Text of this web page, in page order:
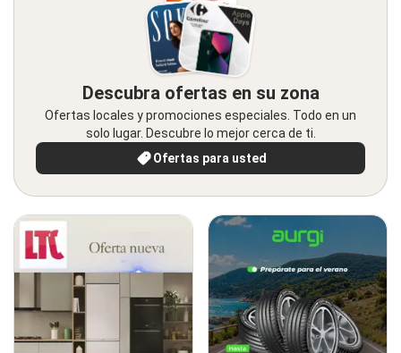
Descubra ofertas en su zona
Ofertas locales y promociones especiales. Todo en un
solo lugar. Descubre lo mejor cerca de ti.
Ofertas para usted